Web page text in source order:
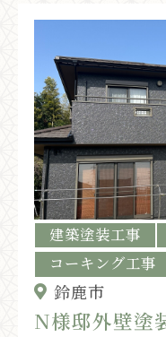
建築塗装工事
コーキング工事
鈴鹿市
N様邸外壁塗